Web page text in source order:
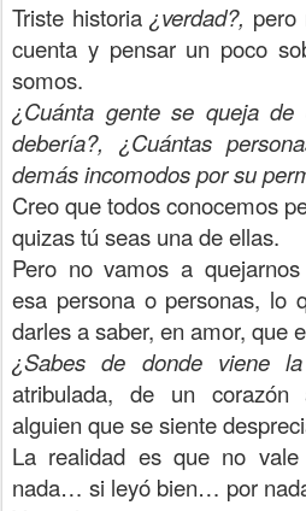
Triste historia¿verdad?, pero
cuenta y pensar un poco
somos.
¿Cuánta gente se queja
debería?, ¿Cuántas
demás incomodos por su
Creo que todos conocemos
quizas tú seas una de ellas.
Pero no vamos a
esa persona o personas, lo
darles a saber, en amor, que
¿Sabes de donde viene
atribulada, de un
alguien que se siente
La realidad es que no
nada… si leyó bien… por